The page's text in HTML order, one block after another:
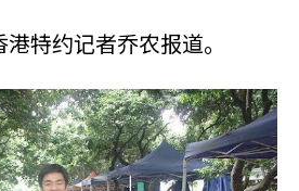
特约记者乔农报道。